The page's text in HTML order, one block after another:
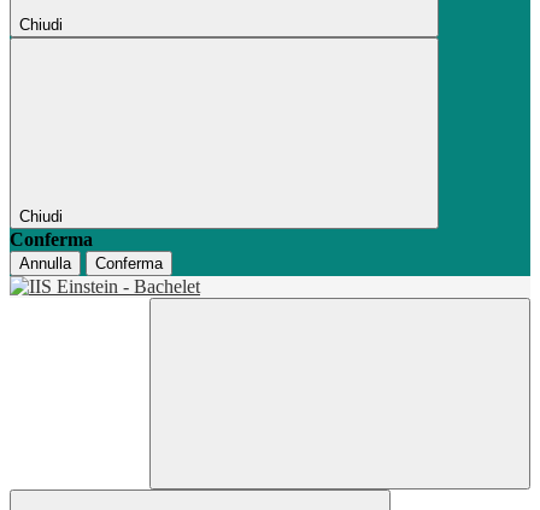
Chiudi
Chiudi
Conferma
Annulla Conferma